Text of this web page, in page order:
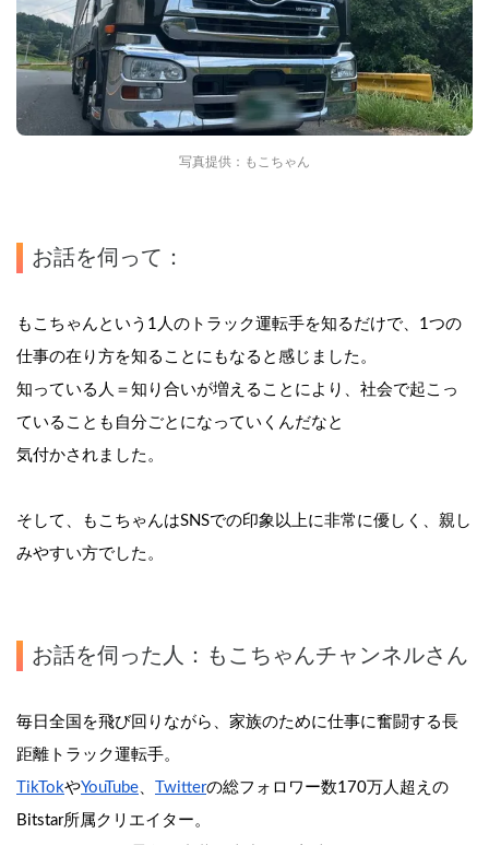
写真提供：もこちゃん
お話を伺って：
もこちゃんという1人のトラック運転手を知るだけで、1つの
仕事の在り方を知ることにもなると感じました。
知っている人＝知り合いが増えることにより、社会で起こっ
ていることも自分ごとになっていくんだなと
気付かされました。
そして、もこちゃんはSNSでの印象以上に非常に優しく、親し
みやすい方でした。
お話を伺った人：もこちゃんチャンネルさん
毎日全国を飛び回りながら、家族のために仕事に奮闘する長
距離トラック運転手。
TikTokやYouTube Twitterの総フォロワー数170万人超えの
Bitstar所属クリエイター。